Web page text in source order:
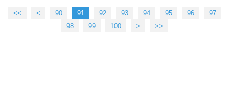
<< < 10
20
30
40
50
60
70
80
90 91 92 93 94 95 96
97
98
99 100 > >>